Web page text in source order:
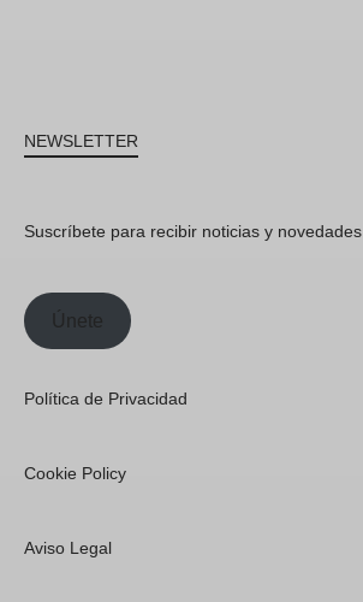
NEWSLETTER
Suscríbete para recibir noticias y novedades
Únete
Política de Privacidad
Cookie Policy
Aviso Legal